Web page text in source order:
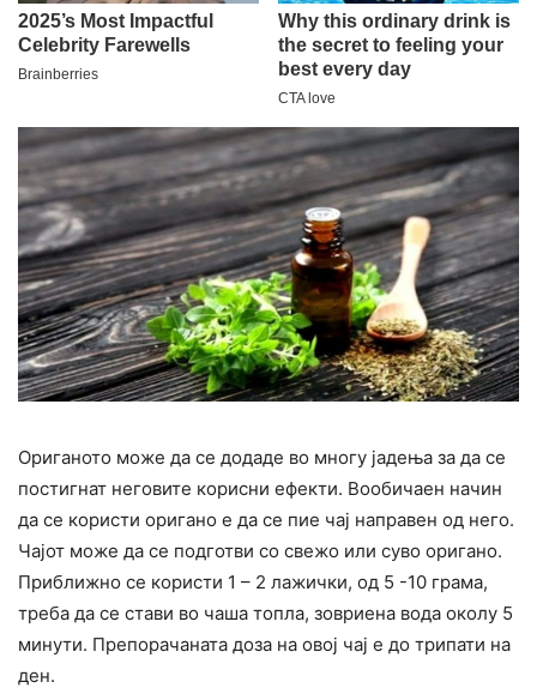
Ориганото може да се додаде во многу јадења за да се
постигнат неговите корисни ефекти. Вообичаен начин
да се користи оригано е да се пие чај направен од него.
Чајот може да се подготви со свежо или суво оригано.
Приближно се користи 1 – 2 лажички, од 5 -10 грама,
треба да се стави во чаша топла, зовриена вода околу 5
минути. Препорачаната доза на овој чај е до трипати на
ден.